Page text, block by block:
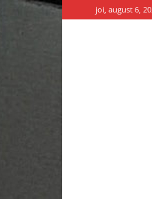
joi, august 6,